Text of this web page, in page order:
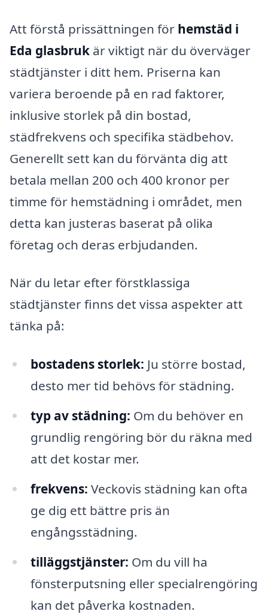
Att förstå prissättningen för hemstäd i
Eda glasbruk är viktigt när du överväger
städtjänster i ditt hem. Priserna kan
variera beroende på en rad faktorer,
inklusive storlek på din bostad,
städfrekvens och specifika städbehov.
Generellt sett kan du förvänta dig att
betala mellan 200 och 400 kronor per
timme för hemstädning i området, men
detta kan justeras baserat på olika
företag och deras erbjudanden.
När du letar efter förstklassiga
städtjänster finns det vissa aspekter att
tänka på:
bostadens storlek: Ju större bostad,
desto mer tid behövs för städning.
typ av städning: Om du behöver en
grundlig rengöring bör du räkna med
att det kostar mer.
frekvens: Veckovis städning kan ofta
ge dig ett bättre pris än
engångsstädning.
tilläggstjänster: Om du vill ha
fönsterputsning eller specialrengöring
kan det påverka kostnaden.